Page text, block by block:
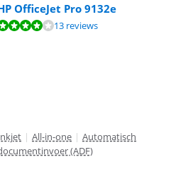
OfficeJet Pro 9132e
gebaseerd op 13 reviews.
13 reviews
| All-in-one | Automatisch
(ADF)